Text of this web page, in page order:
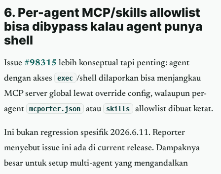
6. Per-agent MCP/skills allowlist
bisa dibypass kalau agent punya
shell
Issue #98315 lebih konseptual tapi penting: agent
dengan akses
exec /shell dilaporkan bisa menjangkau
MCP server global lewat override config, walaupun per-
agent
mcporter.json atau skills allowlist dibuat ketat.
Ini bukan regression spesifik 2026.6.11. Reporter
menyebut issue ini ada di current release. Dampaknya
besar untuk setup multi-agent yang mengandalkan